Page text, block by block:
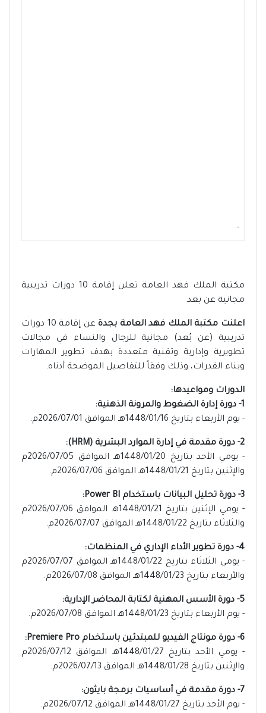
-
مكتبة الملك فهد العامة تعلن إقامة 10 دورات تدريبية
مجانية عن بعد
اعلنت مكتبة الملك فهد العامة بجدة
عن إقامة 10 دورات
تدريبية (عن بُعد) مجانية للرجال والنساء في مجالات
تطويرية وإدارية وتقنية متعددة بهدف تطوير المهارات
وبناء القدرات، وذلك وفقاً للتفاصيل الموضحة أدناه.
الدورات ومواعيدها:
1- دورة إدارة الضغوط والمرونة الذهنية:
- يوم الأربعاء بتاريخ 1448/01/16هـ الموافق 2026/07/01م.
2- دورة مقدمة في إدارة الموارد البشرية (HRM):
- يومي الأحد بتاريخ 1448/01/20هـ الموافق 2026/07/05م
والإثنين بتاريخ 1448/01/21هـ الموافق 2026/07/06م.
3- دورة تحليل البيانات باستخدام Power BI:
- يومي الإثنين بتاريخ 1448/01/21هـ الموافق 2026/07/06م
والثلاثاء بتاريخ 1448/01/22هـ الموافق 2026/07/07م.
4- دورة تطوير الأداء الإداري في المنظمات:
- يومي الثلاثاء بتاريخ 1448/01/22هـ الموافق 2026/07/07م
والأربعاء بتاريخ 1448/01/23هـ الموافق 2026/07/08م.
5- دورة الأسس المهنية لكتابة المحاضر الإدارية:
- يوم الأربعاء بتاريخ 1448/01/23هـ الموافق 2026/07/08م.
6- دورة مونتاج الفيديو للمبتدئين باستخدام Premiere Pro:
- يومي الأحد بتاريخ 1448/01/27هـ الموافق 2026/07/12م
والإثنين بتاريخ 1448/01/28هـ الموافق 2026/07/13م.
7- دورة مقدمة في أساسيات برمجة بايثون:
- يوم الأحد بتاريخ 1448/01/27هـ الموافق 2026/07/12م.